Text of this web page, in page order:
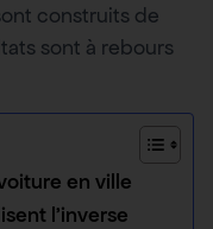
construits de
sont à rebours
en ville
l’inverse